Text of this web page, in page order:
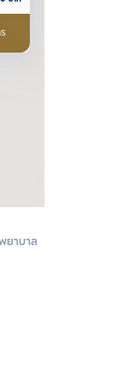
ยาบาล